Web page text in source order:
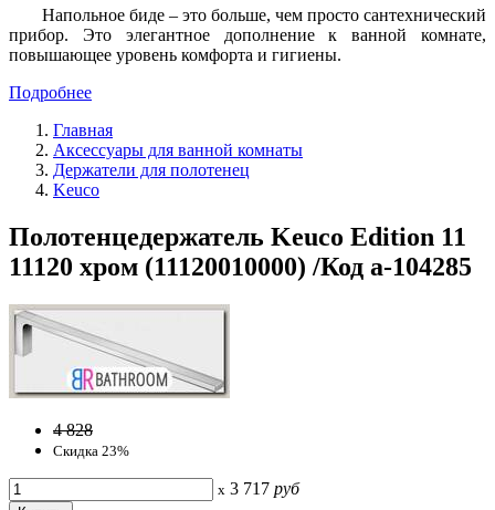
Напольное биде – это больше, чем просто сантехнический
прибор. Это элегантное дополнение к ванной комнате,
повышающее уровень комфорта и гигиены.
Подробнее
Главная
Аксессуары для ванной комнаты
Держатели для полотенец
Keuco
Полотенцедержатель Keuco Edition 11
11120 хром (11120010000) /Код a-104285
4 828
Скидка 23%
x 3 717 руб